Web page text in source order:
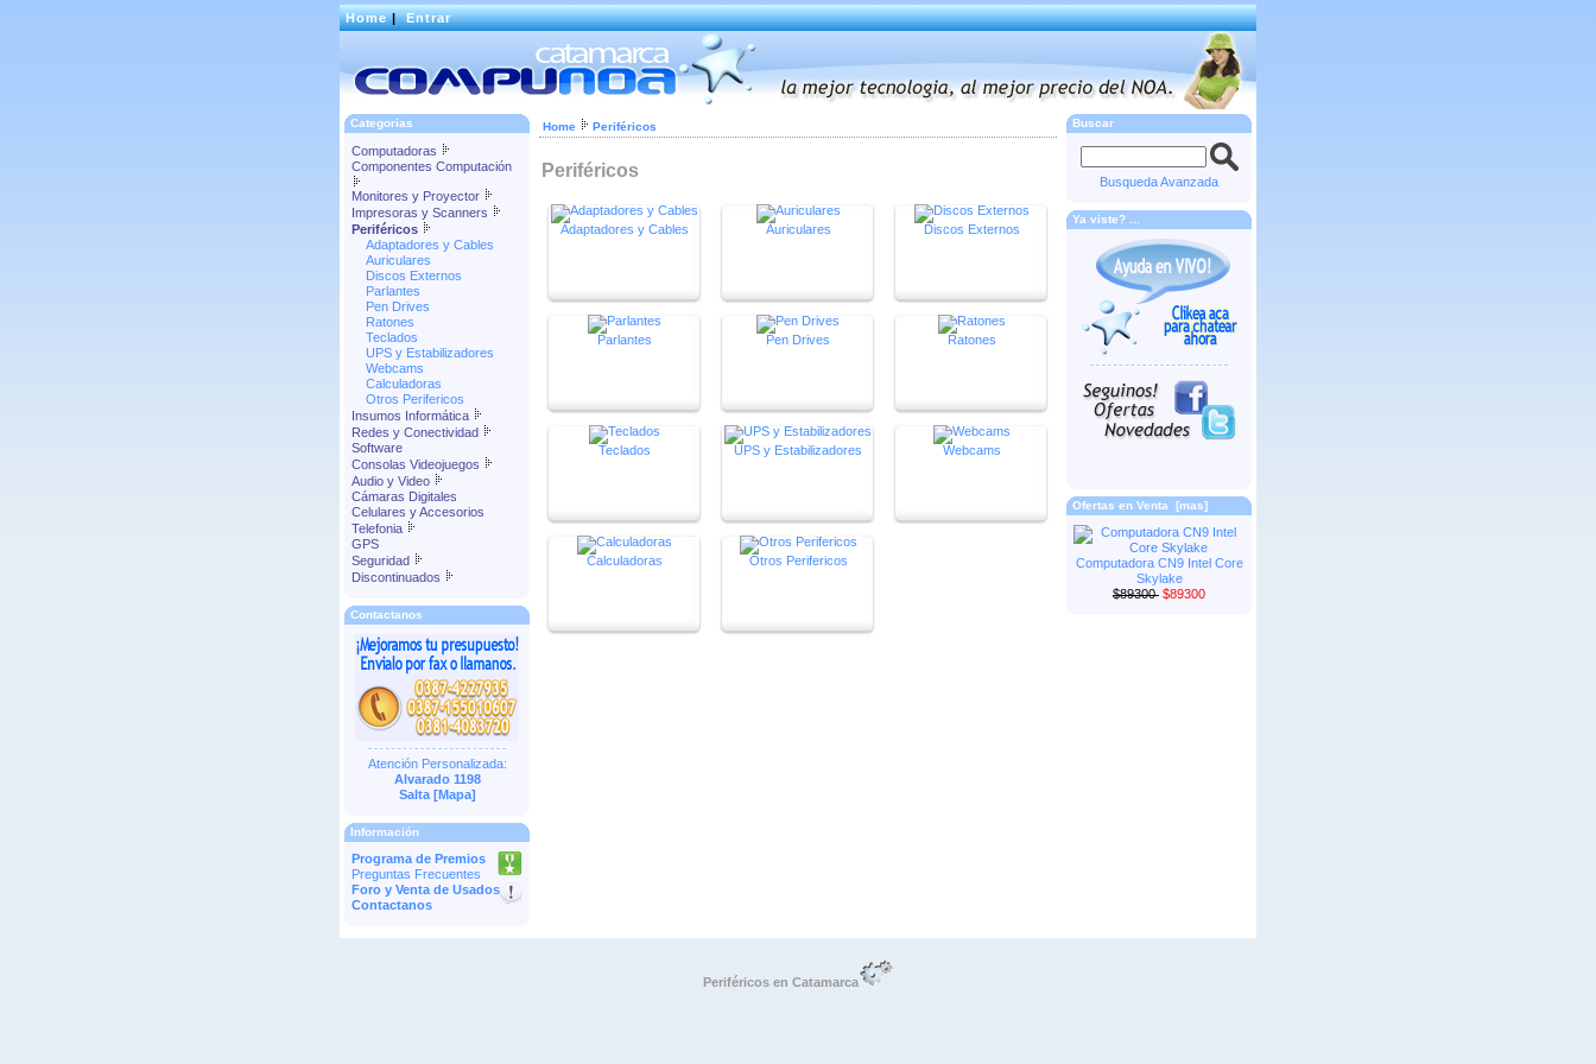
Home|Entrar
Categorias
Computadoras
Componentes Computación
Monitores y Proyector
Impresoras y Scanners
Periféricos
Adaptadores y Cables
Auriculares
Discos Externos
Parlantes
Pen Drives
Ratones
Teclados
UPS y Estabilizadores
Webcams
Calculadoras
Otros Perifericos
Insumos Informática
Redes y Conectividad
Software
Consolas Videojuegos
Audio y Video
Cámaras Digitales
Celulares y Accesorios
Telefonia
GPS
Seguridad
Discontinuados
Contactanos
Atención Personalizada:
Alvarado 1198
Salta [Mapa]
Información
Programa de Premios
Preguntas Frecuentes
Foro y Venta de Usados
Contactanos
Home Periféricos
Periféricos
Adaptadores y Cables Auriculares Discos Externos
Parlantes Pen Drives Ratones
Teclados UPS y Estabilizadores Webcams
Calculadoras Otros Perifericos
Buscar
Busqueda Avanzada
Ya viste? ...
Ofertas en Venta [mas]
Computadora CN9 Intel Core
Skylake
$89300 $89300
Periféricos en Catamarca